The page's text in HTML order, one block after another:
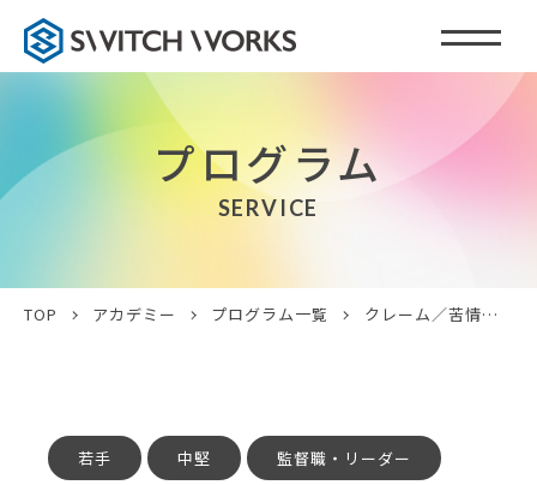
プログラム
SERVICE
TOP アカデミー プログラム一覧 クレーム／苦情応対研修
若手 中堅 監督職・リーダー